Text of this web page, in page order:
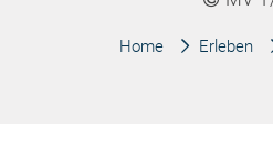
Home Erleben